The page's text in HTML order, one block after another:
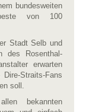
bundesweiten
von 100
Stadt Selb und
des Rosenthal-
erwarten
Straits-Fans
soll.
bekannten